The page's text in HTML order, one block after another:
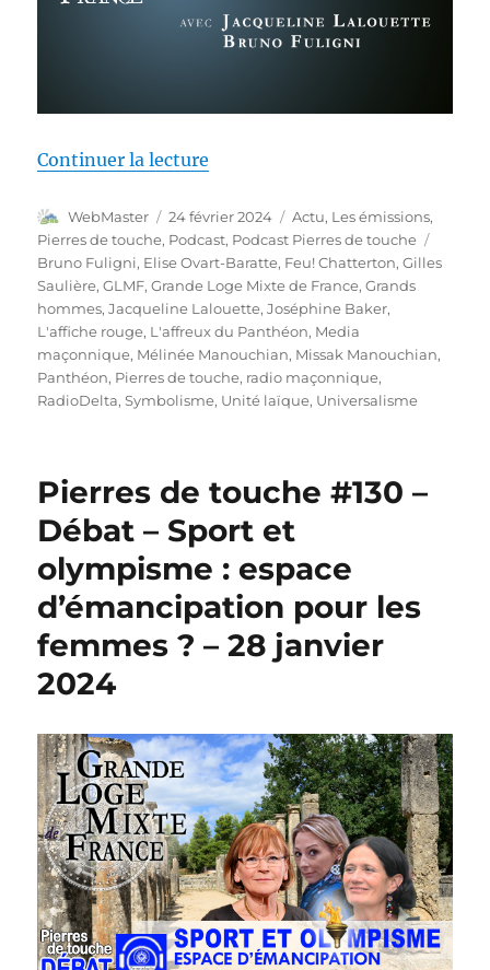
Continuer la lecture
Auteur
WebMaster
Publié
le
24 février 2024 Catégories
Actu, Les émissions,
Pierres de touche, Podcast, Podcast Pierres de touche
Bruno Fuligni, Elise Ovart-Baratte, Feu! Chatterton,Gilles
Saulière,GLMF,Grande Loge Mixte de France,Grands
hommes,Jacqueline Lalouette,Joséphine Baker,
L'affiche rouge, L'affreux du Panthéon, Media
maçonnique, Mélinée Manouchian, Missak Manouchian,
Panthéon, Pierres de touche, radio maçonnique,
RadioDelta,Symbolisme, Unité laïque, Universalisme
Pierres de touche #130 –
Débat – Sport et
olympisme : espace
d’émancipation pour les
femmes ? – 28 janvier
2024